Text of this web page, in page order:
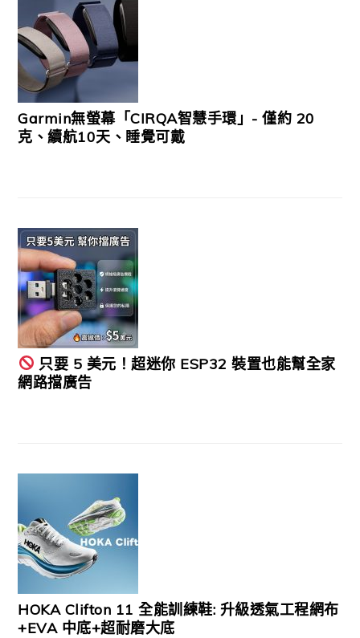
Garmin無螢幕「CIRQA智慧手環」- 僅約 20
克、續航10天、睡覺可戴
只要 5 美元！超迷你 ESP32 裝置也能幫全家
網路擋廣告
HOKA Clifton 11 全能訓練鞋: 升級透氣工程網布
+EVA 中底+超耐磨大底